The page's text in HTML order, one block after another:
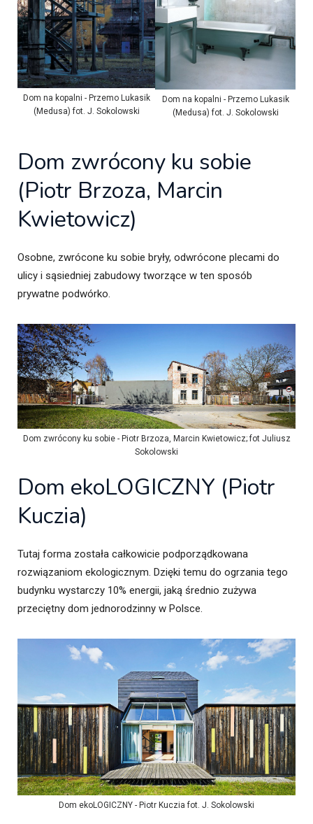
Dom na kopalni - Przemo Lukasik
(Medusa) fot. J. Sokolowski
Dom na kopalni - Przemo Lukasik
(Medusa) fot. J. Sokolowski
Dom zwrócony ku sobie
(Piotr Brzoza, Marcin
Kwietowicz)
Osobne, zwrócone ku sobie bryły, odwrócone plecami do
ulicy i sąsiedniej zabudowy tworzące w ten sposób
prywatne podwórko.
Dom zwrócony ku sobie - Piotr Brzoza, Marcin Kwietowicz; fot Juliusz
Sokolowski
Dom ekoLOGICZNY (Piotr
Kuczia)
Tutaj forma została całkowicie podporządkowana
rozwiązaniom ekologicznym. Dzięki temu do ogrzania tego
budynku wystarczy 10% energii, jaką średnio zużywa
przeciętny dom jednorodzinny w Polsce.
Dom ekoLOGICZNY - Piotr Kuczia fot. J. Sokolowski